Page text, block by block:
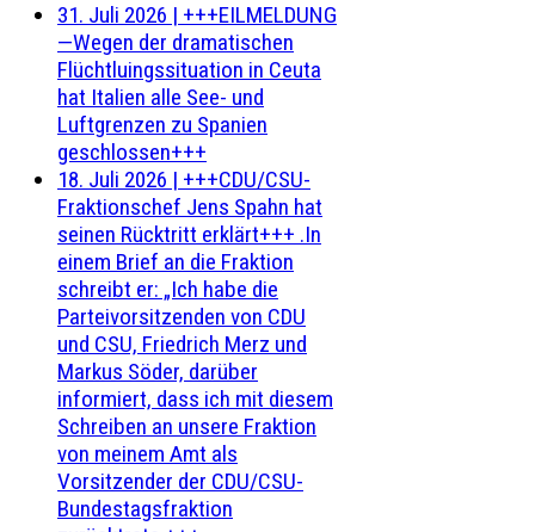
31. Juli 2026 | +++EILMELDUNG
—Wegen der dramatischen
Flüchtluingssituation in Ceuta
hat Italien alle See- und
Luftgrenzen zu Spanien
geschlossen+++
18. Juli 2026 | +++CDU/CSU-
Fraktionschef Jens Spahn hat
seinen Rücktritt erklärt+++ .In
einem Brief an die Fraktion
schreibt er: „Ich habe die
Parteivorsitzenden von CDU
und CSU, Friedrich Merz und
Markus Söder, darüber
informiert, dass ich mit diesem
Schreiben an unsere Fraktion
von meinem Amt als
Vorsitzender der CDU/CSU-
Bundestagsfraktion